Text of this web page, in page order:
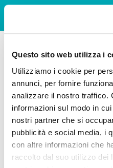
Questo sito web utilizza i
Utilizziamo i cookie per
annunci, per fornire
analizzare il nostro traffico.
informazioni sul modo in
nostri partner che si
pubblicità e social media, i
con altre informazioni che
raccolto dal suo utilizzo dei